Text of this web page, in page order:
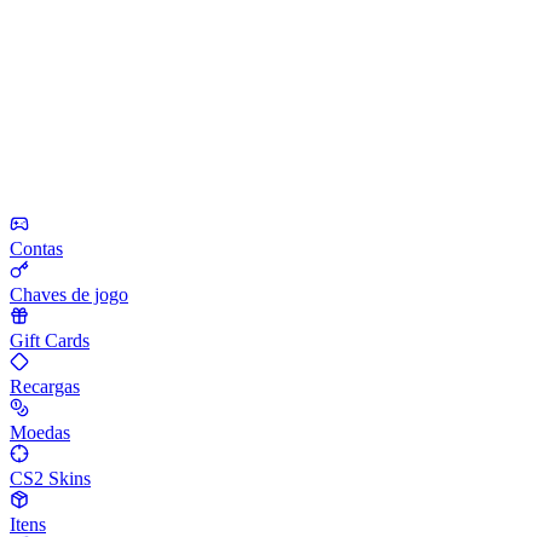
Contas
Chaves de jogo
Gift Cards
Recargas
Moedas
CS2 Skins
Itens